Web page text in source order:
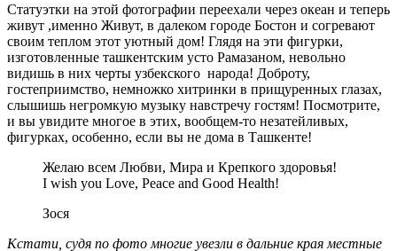
Статуэтки на этой фотографии переехали через океан и теперь
живут ,именно Живут, в далеком городе Бостон и согревают
своим теплом этот уютный дом! Глядя на эти фигурки,
изготовленные ташкентским усто Рамазаном, невольно
видишь в них черты узбекского народа! Доброту,
гостеприимство, немножко хитринки в прищуренных глазах,
слышишь негромкую музыку навстречу гостям! Посмотрите,
и вы увидите многое в этих, вообщем-то незатейливых,
фигурках, особенно, если вы не дома в Ташкенте!
Желаю всем Любви, Мира и Крепкого здоровья!
I wish you Love, Peace and Good Health!
Зося
Кстати, судя по фото многие увезли в дальние края местные